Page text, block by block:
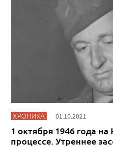
ХРОНИКА 01.10.2021
1 октября 1946 года
процессе. Утреннее